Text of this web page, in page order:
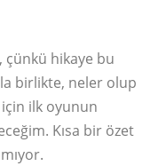
çünkü hikaye bu
birlikte, neler olup
ilk oyunun
Kısa bir özet